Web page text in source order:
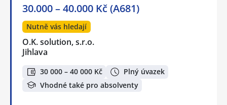
30.000 – 40.000 Kč (A681)
Nutně vás hledají
O.K. solution, s.r.o.
Jihlava
30 000 – 40 000 Kč
Plný úvazek
Vhodné také pro absolventy